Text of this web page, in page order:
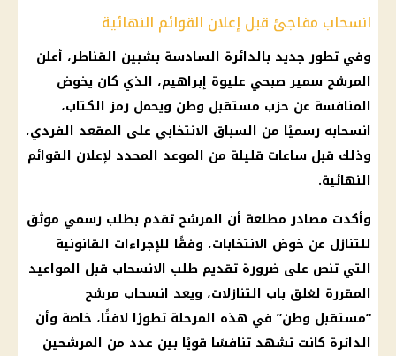
انسحاب مفاجئ قبل إعلان القوائم النهائية
وفي تطور جديد بالدائرة السادسة بشبين القناطر، أعلن
المرشح سمير صبحي عليوة إبراهيم، الذي كان يخوض
المنافسة عن حزب مستقبل وطن ويحمل رمز الكتاب،
انسحابه رسميًا من السباق الانتخابي على المقعد الفردي،
وذلك قبل ساعات قليلة من الموعد المحدد لإعلان القوائم
النهائية.
وأكدت مصادر مطلعة أن المرشح تقدم بطلب رسمي موثق
للتنازل عن خوض الانتخابات، وفقًا للإجراءات القانونية
التي تنص على ضرورة تقديم طلب الانسحاب قبل المواعيد
المقررة لغلق باب التنازلات، ويعد انسحاب مرشح
“مستقبل وطن” في هذه المرحلة تطورًا لافتًا، خاصة وأن
الدائرة كانت تشهد تنافسًا قويًا بين عدد من المرشحين